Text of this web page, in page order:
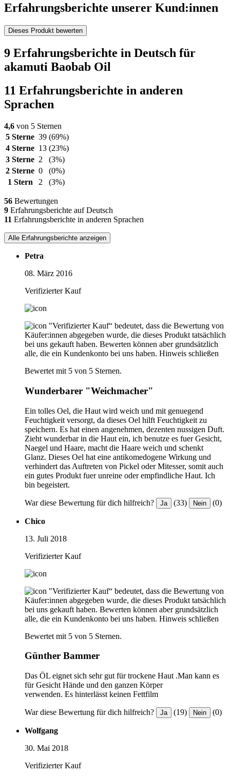
Erfahrungsberichte unserer Kund:innen
Dieses Produkt bewerten
9 Erfahrungsberichte in Deutsch für
akamuti Baobab Oil
11 Erfahrungsberichte in anderen
Sprachen
4,6 von 5 Sternen
5 Sterne 39 (69%)
4 Sterne 13 (23%)
3 Sterne 2
(3%)
2 Sterne 0
(0%)
1 Stern
2 (3%)
56 Bewertungen
9 Erfahrungsberichte auf Deutsch
11 Erfahrungsberichte in anderen Sprachen
Alle Erfahrungsberichte anzeigen
Petra
08. März 2016
Verifizierter Kauf
"Verifizierter Kauf“ bedeutet, dass die Bewertung von
Käufer:innen abgegeben wurde, die dieses Produkt tatsächlich
bei uns gekauft haben. Bewerten können aber grundsätzlich
alle, die ein Kundenkonto bei uns haben. Hinweis schließen
Bewertet mit 5 von 5 Sternen.
Wunderbarer "Weichmacher"
Ein tolles Oel, die Haut wird weich und mit genuegend
Feuchtigkeit versorgt, da dieses Oel hilft Feuchtigkeit zu
speichern. Es hat einen angenehmen, dezenten nussigen Duft.
Zieht wunderbar in die Haut ein, ich benutze es fuer Gesicht,
Naegel und Haare, macht die Haare weich und schenkt
Glanz. Dieses Oel hat eine antikomedogene Wirkung und
verhindert das Auftreten von Pickel oder Mitesser, somit auch
ein gutes Produkt fuer unreine oder empfindliche Haut. Ich
bin begeistert.
War diese Bewertung für dich hilfreich? Ja (33) Nein (0)
Chico
13. Juli 2018
Verifizierter Kauf
"Verifizierter Kauf“ bedeutet, dass die Bewertung von
Käufer:innen abgegeben wurde, die dieses Produkt tatsächlich
bei uns gekauft haben. Bewerten können aber grundsätzlich
alle, die ein Kundenkonto bei uns haben. Hinweis schließen
Bewertet mit 5 von 5 Sternen.
Günther Bammer
Das ÖL eignet sich sehr gut für trockene Haut .Man kann es
für Gesicht Hände und den ganzen Körper
verwenden. Es hinterlässt keinen Fettfilm
War diese Bewertung für dich hilfreich? Ja (19) Nein (0)
Wolfgang
30. Mai 2018
Verifizierter Kauf